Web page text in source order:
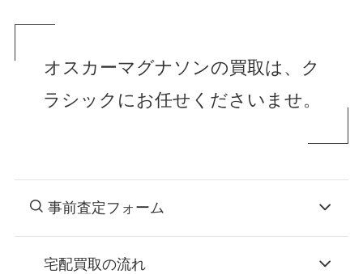
オスカーマグナソンの買取は、ク
ラシックにお任せくださいませ。
事前査定フォーム
宅配買取の流れ